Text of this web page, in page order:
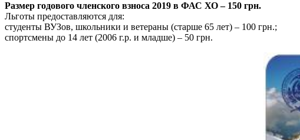
Размер годового членского взноса 2019 в ФАС ХО – 150 грн.
Льготы предоставляются для:
студенты ВУЗов, школьники и ветераны (старше 65 лет) – 100 грн.;
спортсмены до 14 лет (2006 г.р. и младше) – 50 грн.